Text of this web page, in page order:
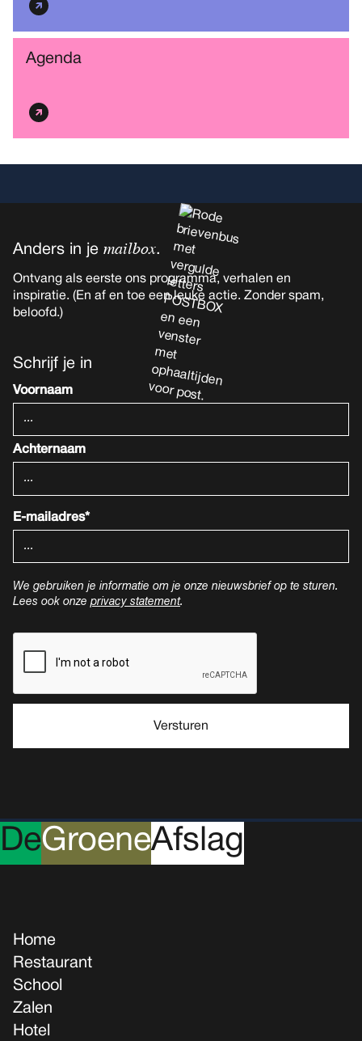
Agenda
Anders in je mailbox.
Ontvang als eerste ons programma, verhalen en
inspiratie. (En af en toe een leuke actie. Zonder spam,
beloofd.)
Schrijf je in
Voornaam
Achternaam
E-mailadres*
We gebruiken je informatie om je onze nieuwsbrief op te sturen.
Lees ook onze privacy statement.
DeGroeneAfslag
Home
Restaurant
School
Zalen
Hotel